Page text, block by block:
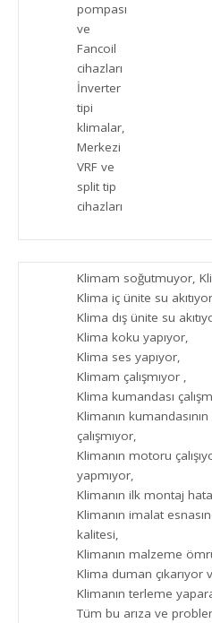
pompası
ve
Fancoil
cihazları
İnverter
tipi
klimalar,
Merkezi
VRF ve
split tip
cihazları
Klimam soğutmuyor,
Klima iç ünite su
Klima dış ünite su
Klima koku yapıyor,
Klima ses yapıyor,
Klimam çalışmıyor ,
Klima kumandası
Klimanın
çalışmıyor,
Klimanın motoru
yapmıyor,
Klimanın ilk montaj
Klimanın imalat
kalitesi,
Klimanın malzeme
Klima duman çıkarıyor
Klimanın terleme
Tüm bu arıza ve